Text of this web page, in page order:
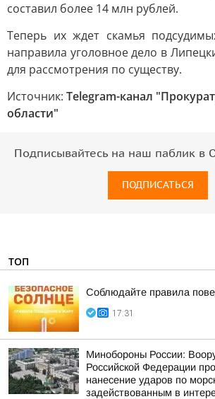
составил более 14 млн рублей.
Теперь их ждет скамья
направила уголовное дело в
для рассмотрения по существу.
Источник: Telegram-канал
области"
Подписывайтесь на наш паблик в
ПОДПИСАТЬСЯ
ТОП
Соблюдайте правила
17:31
Минобороны России:
Российской Федерации
нанесение ударов по
задействованным в